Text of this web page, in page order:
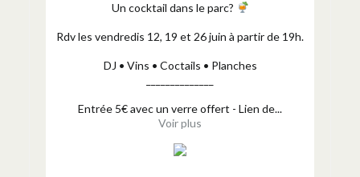
Un cocktail dans le parc?
Rdv les vendredis 12, 19 et 26 juin à partir de 19h.
DJ • Vins • Coctails • Planches
Entrée 5€ avec un verre offert - Lien de...
Voir plus